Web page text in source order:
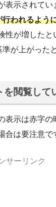
表示されてい
われるよう
が増したと
が上がった
閲覧して
表示は赤字
合は要注意で
サーリンク